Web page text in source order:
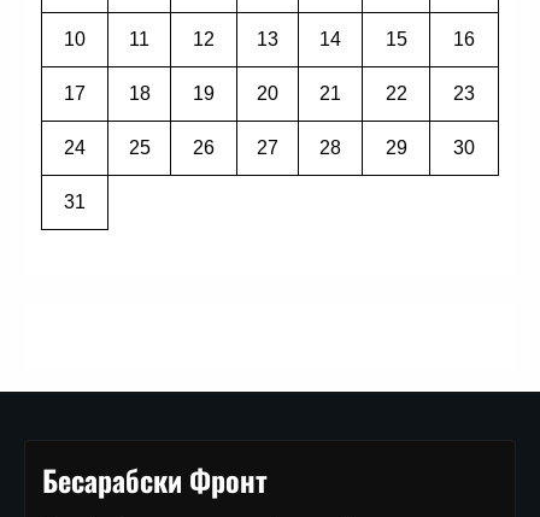
10 11 12 13 14 15 16
17 18 19 20 21 22 23
24 25 26 27 28 29 30
31
Бесарабски Фронт